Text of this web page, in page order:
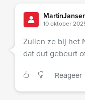
10 oktober
Zullen ze bij het
dat dut gebeurt
Reageer